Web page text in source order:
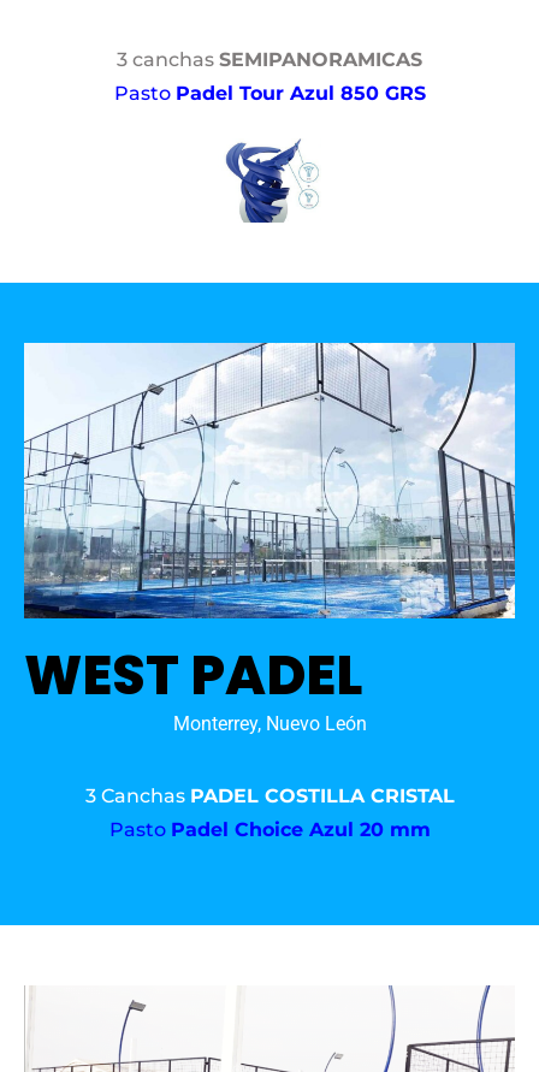
3 canchas SEMIPANORAMICAS
Pasto Padel Tour Azul 850 GRS
WEST PADEL
Monterrey, Nuevo León
3 Canchas PADEL COSTILLA CRISTAL
Pasto Padel Choice Azul 20 mm